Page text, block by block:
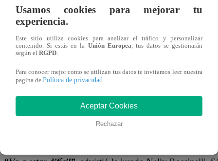
La dupla tuvo que atender una situación personal y, por
previamente conversado, ellos NO nos van a
Eliminación”, explicó el presentador Armando Machuca.
Usamos cookies para mejorar tu
experiencia.
Este sitio utiliza cookies para analizar el tráfico y personalizar
contenido. Si estás en la Unión Europea, tus datos se gestionarán
según el RGPD.
Para conocer mejor como se utilizan tus datos te invitamos leer nuestra
pagina de Política de privacidad.
Aceptar Cookies
Rechazar